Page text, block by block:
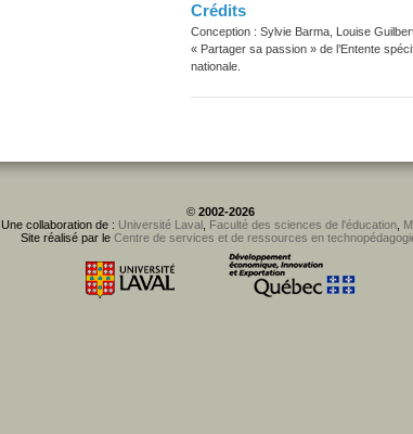
Crédits
Conception : Sylvie Barma, Louise
« Partager sa passion » de l’Entente
nationale.
© 2002-2026
Une collaboration de : Université Laval, Faculté des sciences de l'éducation,
Site réalisé par le Centre de services et de ressources en